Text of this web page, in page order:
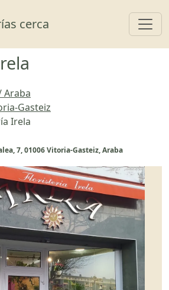
cerca
Araba
Gasteiz
Irela
7, 01006 Vitoria-Gasteiz, Araba